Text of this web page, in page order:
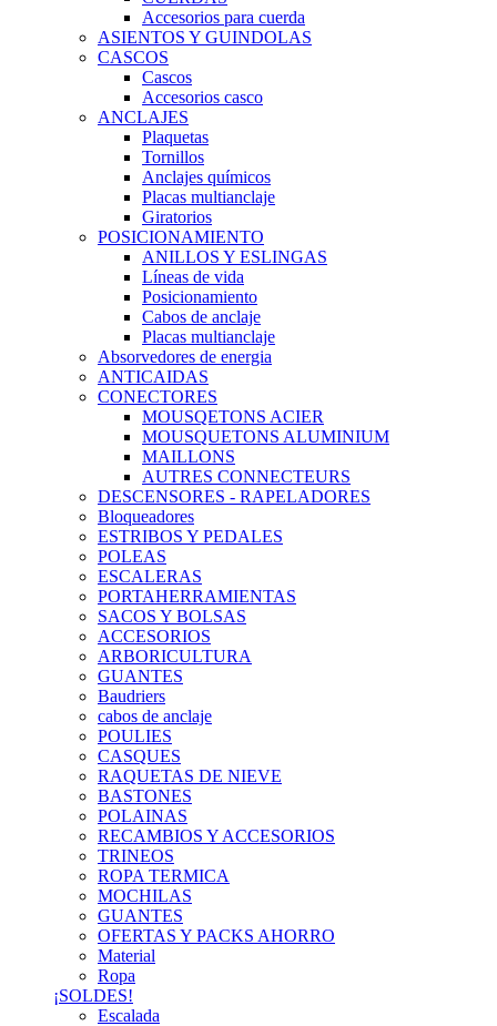
Accesorios para cuerda
ASIENTOS Y GUINDOLAS
CASCOS
Cascos
Accesorios casco
ANCLAJES
Plaquetas
Tornillos
Anclajes químicos
Placas multianclaje
Giratorios
POSICIONAMIENTO
ANILLOS Y ESLINGAS
Líneas de vida
Posicionamiento
Cabos de anclaje
Placas multianclaje
Absorvedores de energia
ANTICAIDAS
CONECTORES
MOUSQETONS ACIER
MOUSQUETONS ALUMINIUM
MAILLONS
AUTRES CONNECTEURS
DESCENSORES - RAPELADORES
Bloqueadores
ESTRIBOS Y PEDALES
POLEAS
ESCALERAS
PORTAHERRAMIENTAS
SACOS Y BOLSAS
ACCESORIOS
ARBORICULTURA
GUANTES
Baudriers
cabos de anclaje
POULIES
CASQUES
RAQUETAS DE NIEVE
BASTONES
POLAINAS
RECAMBIOS Y ACCESORIOS
TRINEOS
ROPA TERMICA
MOCHILAS
GUANTES
OFERTAS Y PACKS AHORRO
Material
Ropa
¡SOLDES!
Escalada